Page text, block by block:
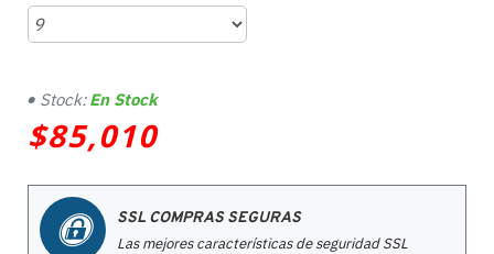
$85,010
Stock: En Stock
SSL COMPRAS SEGURAS
Las mejores características de seguridad SSL